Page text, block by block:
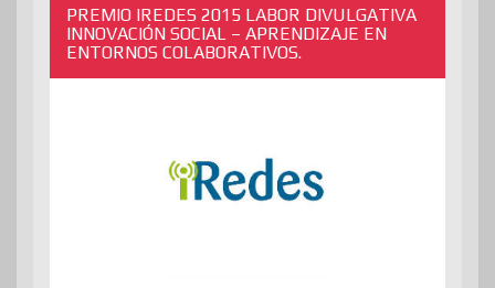
PREMIO IREDES 2015 LABOR DIVULGATIVA
INNOVACIÓN SOCIAL – APRENDIZAJE EN
ENTORNOS COLABORATIVOS.